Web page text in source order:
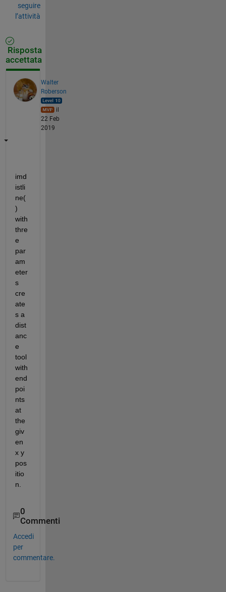
seguire
l’attività
Risposta
accettata
Walter
Roberson
il
22 Feb
2019
imd
istli
ne(
)
with
thre
e
par
am
eter
s
cre
ate
s a
dist
anc
e
tool
with
end
poi
nts
at
the
giv
en
x y
pos
itio
n.
0
Commenti
Accedi
per
commentare.